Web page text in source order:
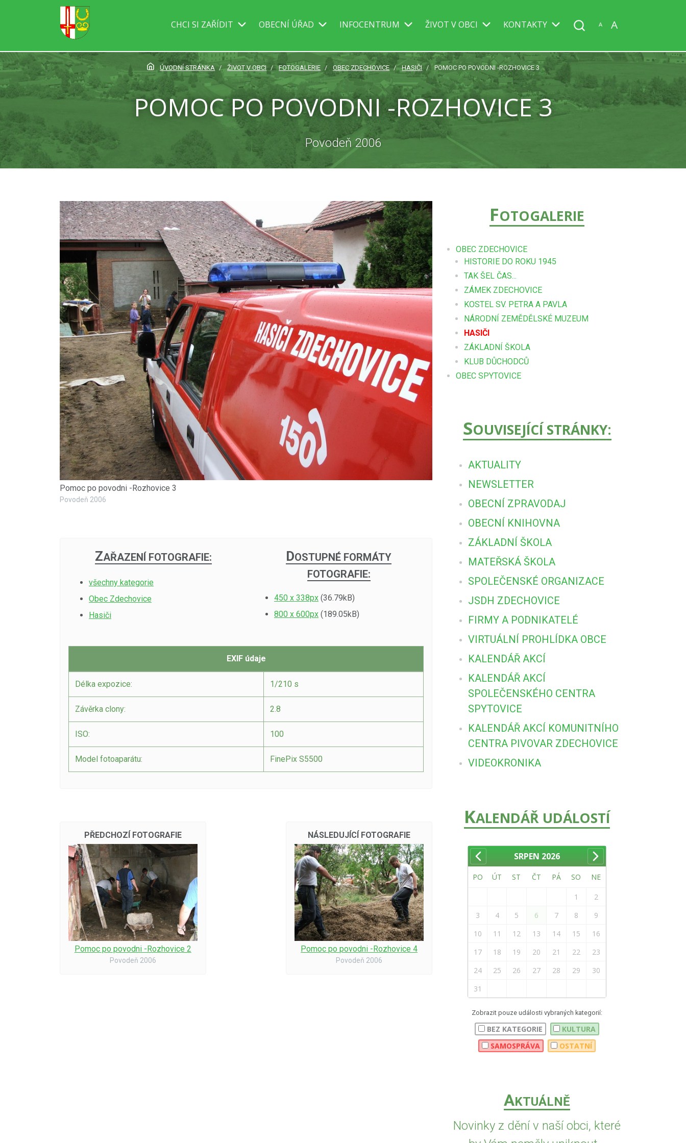
CHCI SI ZAŘÍDIT OBECNÍ ÚŘAD INFOCENTRUM ŽIVOT V OBCI KONTAKTY A A
ÚVODNÍ STRÁNKA ŽIVOT V OBCI FOTOGALERIE OBEC ZDECHOVICE HASIČI POMOC PO POVODNI -ROZHOVICE 3
POMOC PO POVODNI -ROZHOVICE 3
Povodeň 2006
Pomoc po povodni -Rozhovice 3
Povodeň 2006
ZAŘAZENÍ FOTOGRAFIE:
všechny kategorie
Obec Zdechovice
Hasiči
DOSTUPNÉ FORMÁTY
FOTOGRAFIE:
450 x 338px (36.79kB)
800 x 600px (189.05kB)
EXIF údaje
Délka expozice: 1/210 s
Závěrka clony: 2.8
ISO: 100
Model fotoaparátu: FinePix S5500
PŘEDCHOZÍ FOTOGRAFIE
Pomoc po povodni -Rozhovice 2
Povodeň 2006
NÁSLEDUJÍCÍ FOTOGRAFIE
Pomoc po povodni -Rozhovice 4
Povodeň 2006
FOTOGALERIE
OBEC ZDECHOVICE
HISTORIE DO ROKU 1945
TAK ŠEL ČAS...
ZÁMEK ZDECHOVICE
KOSTEL SV. PETRA A PAVLA
NÁRODNÍ ZEMĚDĚLSKÉ MUZEUM
HASIČI
ZÁKLADNÍ ŠKOLA
KLUB DŮCHODCŮ
OBEC SPYTOVICE
SOUVISEJÍCÍ STRÁNKY:
AKTUALITY
NEWSLETTER
OBECNÍ ZPRAVODAJ
OBECNÍ KNIHOVNA
ZÁKLADNÍ ŠKOLA
MATEŘSKÁ ŠKOLA
SPOLEČENSKÉ ORGANIZACE
JSDH ZDECHOVICE
FIRMY A PODNIKATELÉ
VIRTUÁLNÍ PROHLÍDKA OBCE
KALENDÁŘ AKCÍ
KALENDÁŘ AKCÍ
SPOLEČENSKÉHO CENTRA
SPYTOVICE
KALENDÁŘ AKCÍ KOMUNITNÍHO
CENTRA PIVOVAR ZDECHOVICE
VIDEOKRONIKA
KALENDÁŘ UDÁLOSTÍ
SRPEN 2026
PO ÚT ST ČT PÁ SO NE
1
2
3
4 5 6 7 8
9
10
11 12 13 14 15
16
17
18 19 20 21 22
23
24
25 26 27 28 29
30
31
Zobrazit pouze události vybraných kategorií:
BEZ KATEGORIE
KULTURA
SAMOSPRÁVA
OSTATNÍ
AKTUÁLNĚ
Novinky z dění v naší obci, které